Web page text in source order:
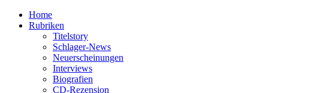
Home
Rubriken
Titelstory
Schlager-News
Neuerscheinungen
Interviews
Biografien
CD-Rezension